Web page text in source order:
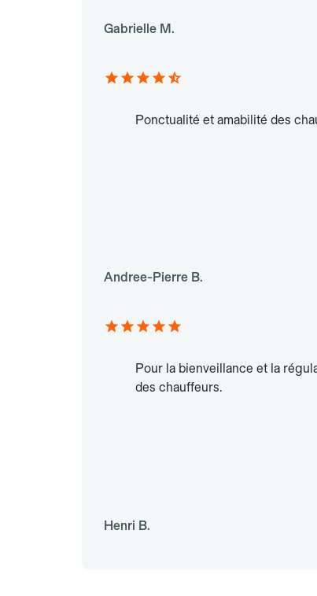
Gabrielle M.
Ponctualité et amabilité des
Andree-Pierre B.
Pour la bienveillance et la
des chauffeurs.
Henri B.